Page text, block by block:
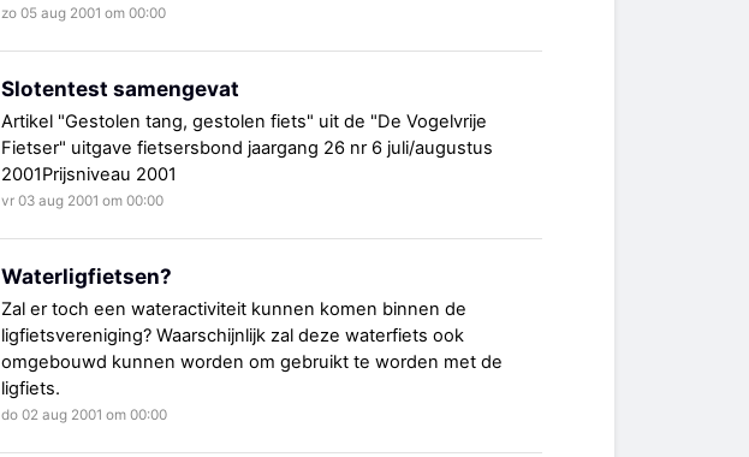
zo 05 aug 2001 om 00:00
Slotentest samengevat
Artikel "Gestolen tang, gestolen fiets" uit de "De Vogelvrije
Fietser" uitgave fietsersbond jaargang 26 nr 6 juli/augustus
2001Prijsniveau 2001
vr 03 aug 2001 om 00:00
Waterligfietsen?
Zal er toch een wateractiviteit kunnen komen binnen de
ligfietsvereniging? Waarschijnlijk zal deze waterfiets ook
omgebouwd kunnen worden om gebruikt te worden met de
ligfiets.
do 02 aug 2001 om 00:00